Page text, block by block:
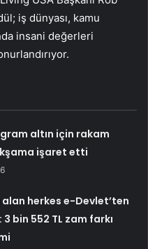
iş dünyası, kamu
insani değerleri
gram altın için rakam
işaret etti
alan herkes e-Devlet’ten
bin 552 TL zam farkı